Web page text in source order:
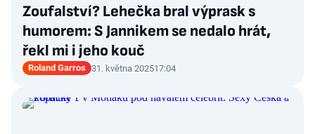
Zoufalství? Lehečka bral výprask s
humorem: S Jannikem se nedalo hrát,
řekl mi i jeho kouč
Roland Garros 31. května 202517:04